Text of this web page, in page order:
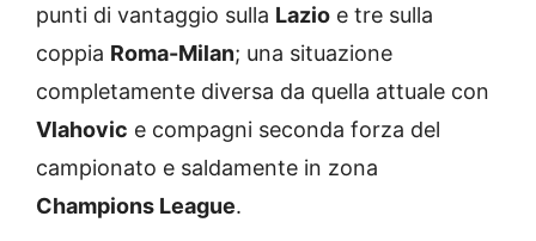
punti di vantaggio sulla Lazio e tre sulla
coppia Roma-Milan; una situazione
completamente diversa da quella attuale con
Vlahovic e compagni seconda forza del
campionato e saldamente in zona
Champions League.